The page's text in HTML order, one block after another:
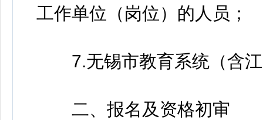
工作单位（岗位）的人员；
7.无锡市教育系统（含江
二、报名及资格初审